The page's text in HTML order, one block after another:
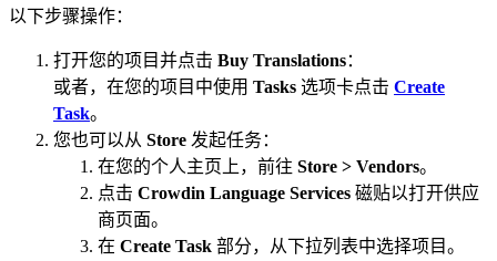
以下步骤操作：
打开您的项目并点击 Buy Translations：
或者，在您的项目中使用 Tasks 选项卡点击 Create
Task。
您也可以从 Store 发起任务：
在您的个人主页上，前往 Store > Vendors。
点击 Crowdin Language Services 磁贴以打开供应
商页面。
在 Create Task 部分，从下拉列表中选择项目。